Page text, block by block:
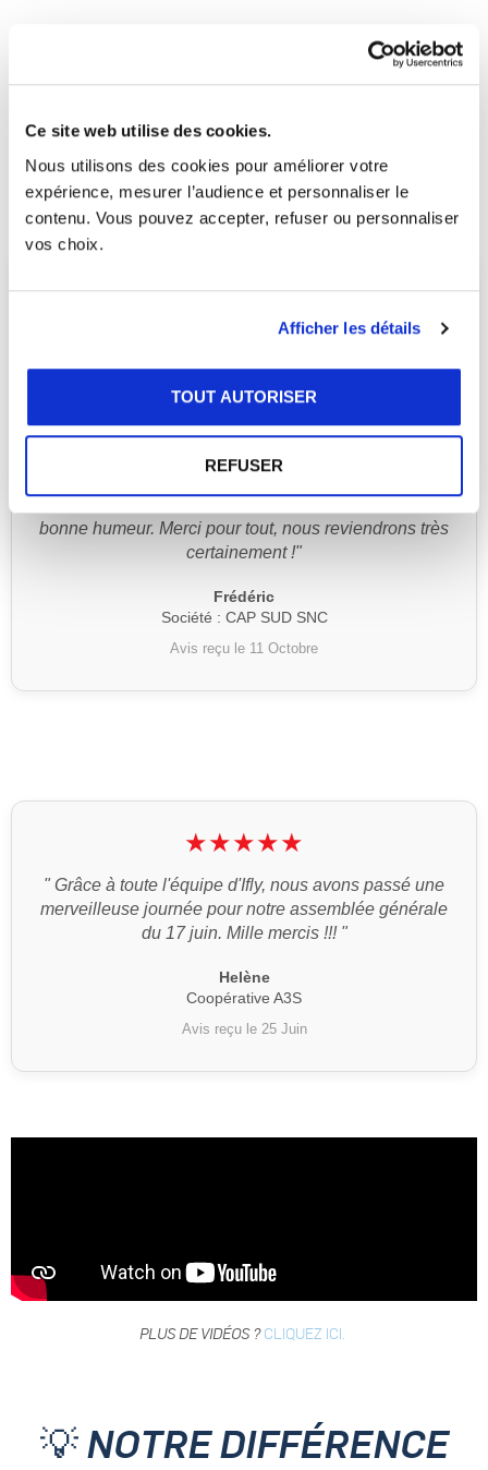
Ce site web utilise des cookies.
Nous utilisons des cookies pour améliorer votre
expérience, mesurer l’audience et personnaliser le
contenu. Vous pouvez accepter, refuser ou personnaliser
vos choix.
Afficher les détails
TOUT AUTORISER
REFUSER
★★★★★
"Très belle expérience ! L'équipe a été ravie de
petit déjeuner plutôt pas mal...il aurait été bien qu'une
cafetière soit mise à disposition pour répondre aux
besoins caféinés des collaborateurs 🙂 Le repas à La
bonne humeur. Merci pour tout, nous reviendrons très
certainement !"
Frédéric
Société : CAP SUD SNC
Avis reçu le 11 Octobre
★★★★★
" Grâce à toute l'équipe d'Ifly, nous avons passé une
merveilleuse journée pour notre assemblée générale
du 17 juin. Mille mercis !!! "
Helène
Coopérative A3S
Avis reçu le 25 Juin
PLUS DE VIDÉOS ?CLIQUEZ ICI.
💡 NOTRE DIFFÉRENCE